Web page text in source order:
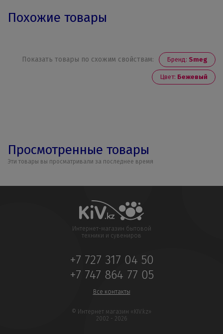
Похожие товары
Показать товары по схожим свойствам: Бренд: Smeg
Цвет: Бежевый
Просмотренные товары
Эти товары вы просматривали за последнее время
Интернет-магазин бытовой
техники и сувениров
+7 727 317 04 50
+7 747 864 77 05
Все контакты
© Интернет магазин «KIV.kz»
2002 - 2026